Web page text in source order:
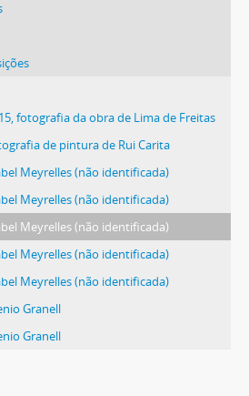
fotografia da obra de Lima de Freitas
de pintura de Rui Carita
Meyrelles (não identificada)
Meyrelles (não identificada)
Meyrelles (não identificada)
Meyrelles (não identificada)
Meyrelles (não identificada)
Granell
Granell